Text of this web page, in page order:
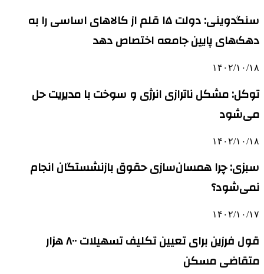
سنگدوینی: دولت ۱۵ قلم از کالاهای اساسی را به
دهک‌های پایین جامعه اختصاص دهد
۱۴۰۲/۱۰/۱۸
توکل: مشکل ناترازی انرژی و سوخت با مدیریت حل
می‌شود
۱۴۰۲/۱۰/۱۸
سبزی: چرا همسان‌سازی حقوق بازنشستگان انجام
نمی‌شود؟
۱۴۰۲/۱۰/۱۷
قول فرزین برای تعیین تکلیف تسهیلات ۸۰۰ هزار
متقاضی مسکن